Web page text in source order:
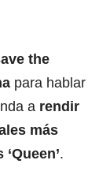
the
para hablar
a rendir
más
.